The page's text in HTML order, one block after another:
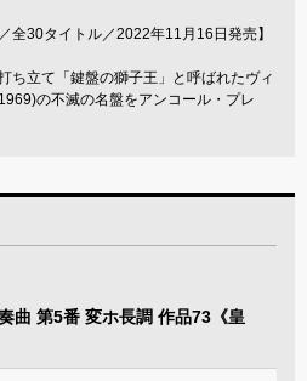
全30タイトル／2022年11月16日発売】
ち立て「鍵盤の獅子王」と呼ばれたヴィ
の不滅の名盤をアンコール・プレ
曲 第5番 変ホ長調 作品73《皇